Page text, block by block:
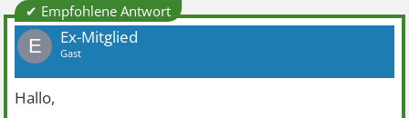
✔ Empfohlene Antwort
E Ex-Mitglied
Gast
Hallo,